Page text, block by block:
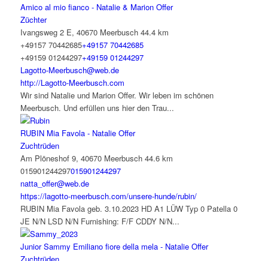
Amico al mio fianco - Natalie & Marion Offer
Züchter
Ivangsweg 2 E, 40670 Meerbusch 44.4 km
+49157 70442685+49157 70442685
+49159 01244297+49159 01244297
Lagotto-Meerbusch@web.de
http://Lagotto-Meerbusch.com
Wir sind Natalie und Marion Offer. Wir leben im schönen
Meerbusch. Und erfüllen uns hier den Trau...
RUBIN Mia Favola - Natalie Offer
Zuchtrüden
Am Plöneshof 9, 40670 Meerbusch 44.6 km
015901244297015901244297
natta_offer@web.de
https://lagotto-meerbusch.com/unsere-hunde/rubin/
RUBIN Mia Favola geb. 3.10.2023 HD A1 LÜW Typ 0 Patella 0
JE N/N LSD N/N Furnishing: F/F CDDY N/N...
Junior Sammy Emiliano fiore della mela - Natalie Offer
Zuchtrüden